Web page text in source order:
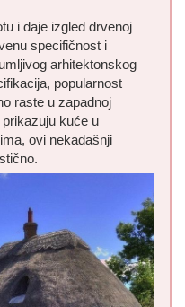
i daje izgled drvenoj
specifičnost i
arhitektonskog
popularnost
raste u zapadnoj
prikazuju kuće u
ovi nekadašnji